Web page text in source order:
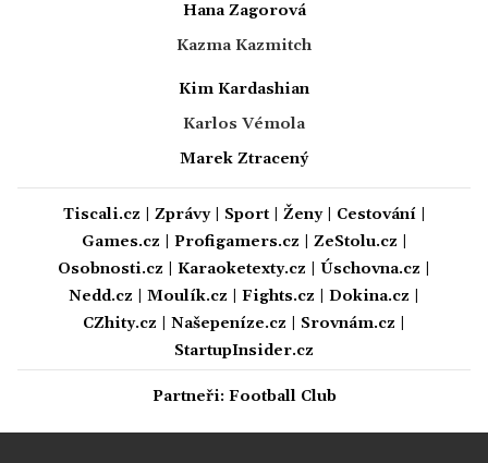
Hana Zagorová
Kazma Kazmitch
Kim Kardashian
Karlos Vémola
Marek Ztracený
Tiscali.cz Zprávy| Sport| Ženy| Cestování|
Games.cz
Profigamers.cz ZeStolu.cz
Osobnosti.cz
Karaoketexty.cz Úschovna.cz
Nedd.cz
Moulík.cz Fights.cz Dokina.cz
CZhity.cz
Našepeníze.cz Srovnám.cz
StartupInsider.cz
Partneři: Football Club